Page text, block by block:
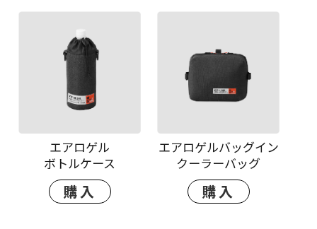
エアロゲル
ボトルケース
購入
エアロゲルバッグイン
クーラーバッグ
購入